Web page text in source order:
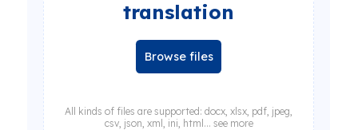
translation
Browse files
All kinds of files are supported: docx, xlsx, pdf, jpeg,
csv, json, xml, ini, html... see more